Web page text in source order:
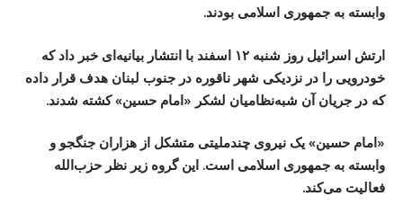
وابسته به جمهوری اسلامی بودند.
ارتش اسرائیل روز شنبه ۱۲ اسفند با انتشار بیانیه‌ای خبر داد که
خودرویی را در نزدیکی شهر ناقوره در جنوب لبنان هدف قرار داده
که در جریان آن شبه‌نظامیان لشکر «امام حسین» کشته شدند.
«امام حسین» یک نیروی چندملیتی متشکل از هزاران جنگجو و
وابسته به جمهوری اسلامی است. این گروه زیر نظر حزب‌الله
فعالیت می‌کند.